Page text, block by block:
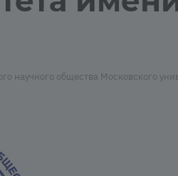
научного общества Московского